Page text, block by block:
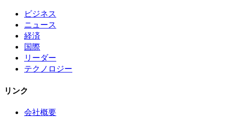
ビジネス
ニュース
経済
国際
リーダー
テクノロジー
リンク
会社概要